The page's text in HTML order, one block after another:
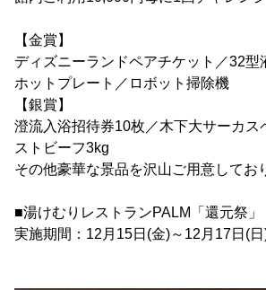
【金賞】
ディズニーランドペアチケット／32型
ホットプレート／ロボット掃除機
【銀賞】
澄流入浴招待券10枚／木下大サーカス
ストビーフ3kg
その他豪華な景品を沢山ご用意してお
■湯けむりレストランPALM「還元祭」
実施期間：12月15日(金)～12月17日(